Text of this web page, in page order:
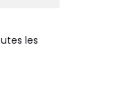
les